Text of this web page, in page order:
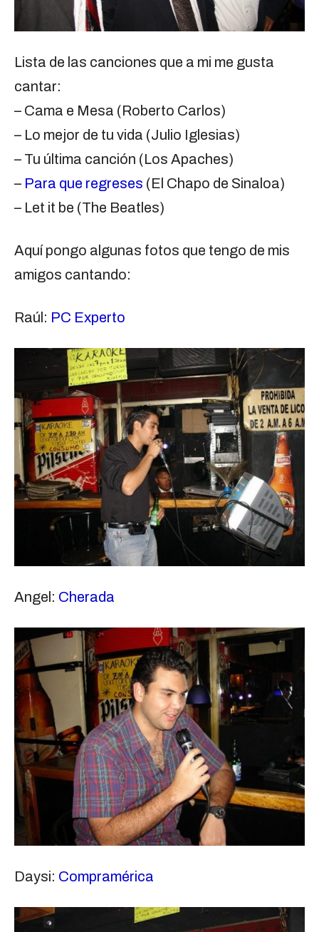
Lista de las canciones que a mi me gusta
cantar:
– Cama e Mesa (Roberto Carlos)
– Lo mejor de tu vida (Julio Iglesias)
– Tu última canción (Los Apaches)
– Para que regreses (El Chapo de Sinaloa)
– Let it be (The Beatles)
Aquí pongo algunas fotos que tengo de mis
amigos cantando:
Raúl: PC Experto
Angel: Cherada
Daysi: Compramérica